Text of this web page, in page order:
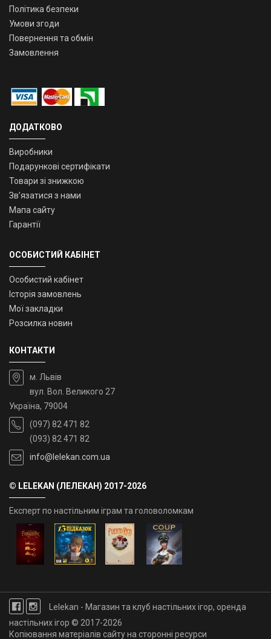
Політика безпеки
Умови згоди
Повернення та обмін
Замовлення
ДОДАТКОВО
Виробники
Подарункові сертифікати
Товари зі знижкою
Зв’язатися з нами
Мапа сайту
Гарантії
ОСОБИСТИЙ КАБІНЕТ
Особистий кабінет
Історія замовлень
Мої закладки
Розсилка новин
КОНТАКТИ
м. Львів
вул. Вол. Великого 27
Україна, 79004
(097) 82 471 82
(093) 82 471 82
info@lelekan.com.ua
© LELEKAN (ЛЕЛЕКАН) 2017-2026
Експерт по настільним іграм та головоломкам
Lelekan - Магазин та клуб настільних ігор, оренда
настільних ігор © 2017-2026
Копіювання матеріалів сайту на сторонні ресурси